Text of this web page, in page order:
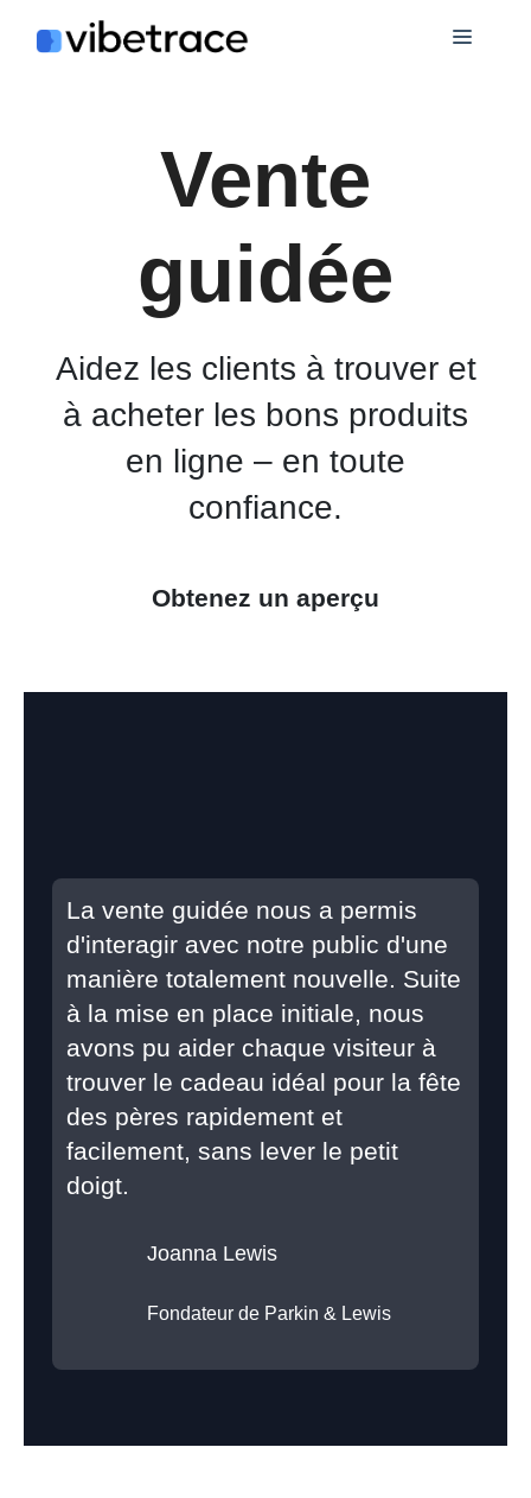
Menu
Vente
guidée
Aidez les clients à trouver et
à acheter les bons produits
en ligne – en toute
confiance.
Obtenez un aperçu
La vente guidée nous a permis
d'interagir avec notre public d'une
manière totalement nouvelle. Suite
à la mise en place initiale, nous
avons pu aider chaque visiteur à
trouver le cadeau idéal pour la fête
des pères rapidement et
facilement, sans lever le petit
doigt.
Joanna Lewis
Fondateur de Parkin & Lewis